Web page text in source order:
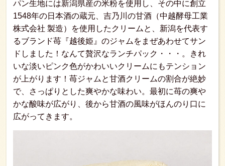
パン生地には新潟県産の米粉を使用し、その中に創立
1548年の日本酒の蔵元、吉乃川の甘酒（中越酵母工業
株式会社 製造）を使用したクリームと、新潟を代表す
るブランド苺『越後姫』のジャムをまぜあわせてサン
ドしました！なんて贅沢なランチパック・・・。きれ
いな淡いピンク色がかわいいクリームにもテンション
が上がります！苺ジャムと甘酒クリームの割合が絶妙
で、さっぱりとした爽やかな味わい。最初に苺の爽や
かな酸味が広がり、後から甘酒の風味がほんのり口に
広がってきます。